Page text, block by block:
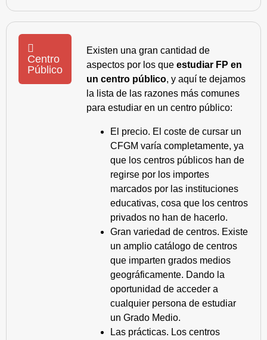
Centro
Público
Existen una gran cantidad de
aspectos por los que estudiar FP en
un centro público, y aquí te dejamos
la lista de las razones más comunes
para estudiar en un centro público:
El precio. El coste de cursar un
CFGM varía completamente, ya
que los centros públicos han de
regirse por los importes
marcados por las instituciones
educativas, cosa que los centros
privados no han de hacerlo.
Gran variedad de centros. Existe
un amplio catálogo de centros
que imparten grados medios
geográficamente. Dando la
oportunidad de acceder a
cualquier persona de estudiar
un Grado Medio.
Las prácticas. Los centros